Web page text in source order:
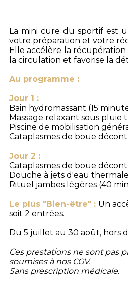
La mini cure du sportif est
votre préparation et votre
Elle accélère la
la circulation et favorise la
Au programme :
Jour 1 :
Bain hydromassant (15
Massage relaxant sous
Piscine de mobilisation
Cataplasmes de boue
Jour 2 :
Cataplasmes de boue
Douche à jets d'eau
Rituel jambes légères (40
Le plus "Bien-être" : Un
soit 2 entrées.
Du 5 juillet au 30 août, hors
Ces prestations ne sont pas
soumises à nos CGV.
Sans prescription médicale.